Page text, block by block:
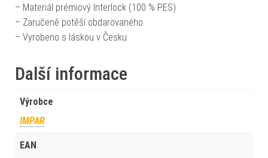
– Materiál prémiový Interlock (100 % PES)
– Zaručeně potěší obdarovaného.
– Vyrobeno s láskou v Česku.
Další informace
Výrobce
IMPAR
EAN